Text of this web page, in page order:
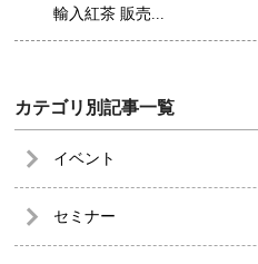
輸入紅茶 販売...
カテゴリ別記事一覧
イベント
セミナー